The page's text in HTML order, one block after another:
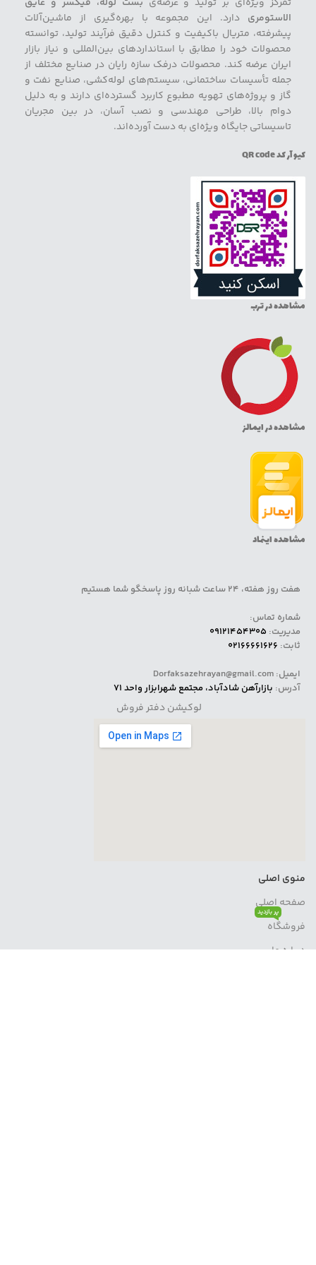
الاستومری دارد. این مجموعه با بهره‌گیری از ماشین‌آلات
پیشرفته، متریال باکیفیت و کنترل دقیق فرآیند تولید، توانسته
محصولات خود را مطابق با استانداردهای بین‌المللی و نیاز بازار
ایران عرضه کند. محصولات درفک سازه رایان در صنایع مختلف از
جمله تأسیسات ساختمانی، سیستم‌های لوله‌کشی، صنایع نفت و
گاز و پروژه‌های تهویه مطبوع کاربرد گسترده‌ای دارند و به دلیل
دوام بالا، طراحی مهندسی و نصب آسان، در بین مجریان
تاسیساتی جایگاه ویژه‌ای به دست آورده‌اند.
کیو آر کد QR code
مشاهده در ترب
مشاهده در ایمالز
مشاهده اینماد
هفت روز هفته، 24 ساعت شبانه روز پاسخگو شما هستیم
شماره تماس:
مدیریت: 09121454305
ثابت: 02166661626
ایمیل: Dorfaksazehrayan@gmail.com
آدرس: بازارآهن شادآباد، مجتمع شهرابزار واحد 71
لوکیشن دفتر فروش
منوی اصلی
صفحه اصلی
فروشگاه
پر بازدید
درباره ما